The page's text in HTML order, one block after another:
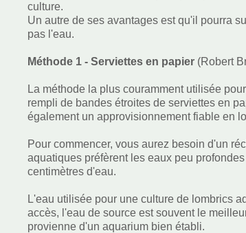
culture.
Un autre de ses avantages est qu'il pourra
pas l'eau.
Méthode 1 - Serviettes en papier (Robert
La méthode la plus couramment utilisée
rempli de bandes étroites de serviettes en
également un approvisionnement fiable en
Pour commencer, vous aurez besoin d'un
aquatiques préfèrent les eaux peu
centimètres d'eau.
L'eau utilisée pour une culture de lombrics
accès, l'eau de source est souvent le
provienne d'un aquarium bien établi.